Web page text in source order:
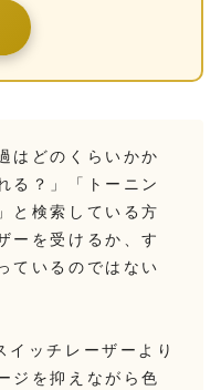
はどのくらいかか
る？」「トーニン
と検索している方
ーを受けるか、す
ているのではない
イッチレーザーより
ジを抑えながら色